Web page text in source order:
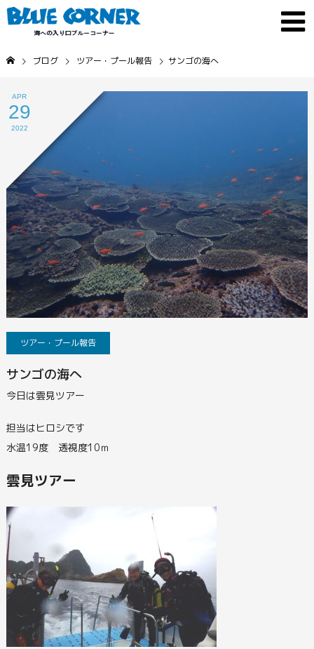
ブログ ツアー・プール報告 サンゴの海へ
APR
29
2022
ツアー・プール報告
サンゴの海へ
今日は雲見ツアー
担当はヒロシです
水温19度 透視度10ｍ
雲見ツアー